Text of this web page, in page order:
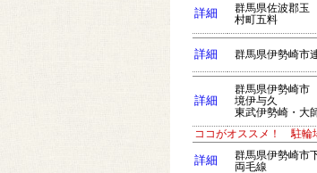
詳細
群馬県佐波郡玉
村町五料
詳細 群馬県伊勢崎市
詳細
群馬県伊勢崎市
境伊与久
東武伊勢崎・大
ココがオススメ！ 駐輪
詳細
群馬県伊勢崎市
両毛線